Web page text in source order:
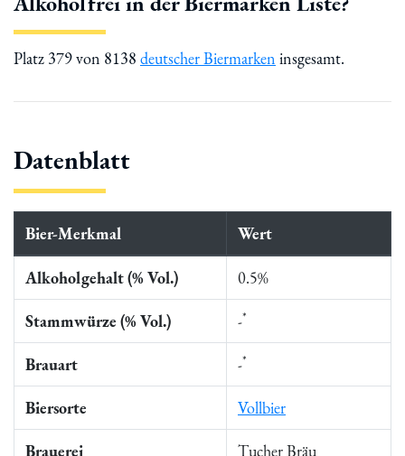
Platz 379 von 8138 deutscher Biermarken insgesamt.
Datenblatt
Bier-Merkmal Wert
Alkoholgehalt (% Vol.) 0.5%
Stammwürze (% Vol.) -*
Brauart -*
Biersorte Vollbier
Brauerei Tucher Bräu